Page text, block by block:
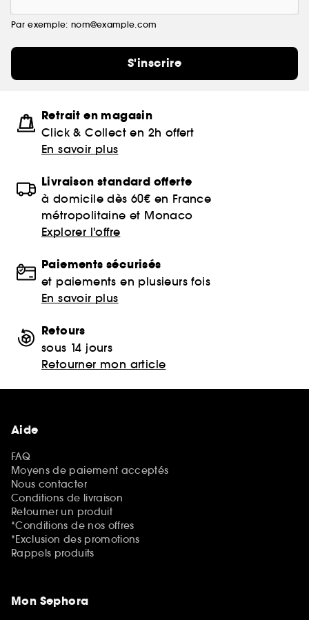
Par exemple: nom@example.com
S'inscrire
Retrait en magasin
Click & Collect en 2h offert
En savoir plus
Livraison standard offerte
à domicile dès 60€ en France
métropolitaine et Monaco
Explorer l'offre
Paiements sécurisés
et paiements en plusieurs fois
En savoir plus
Retours
sous 14 jours
Retourner mon article
Aide
FAQ
Moyens de paiement acceptés
Nous contacter
Conditions de livraison
Retourner un produit
*Conditions de nos offres
*Exclusion des promotions
Rappels produits
Mon Sephora